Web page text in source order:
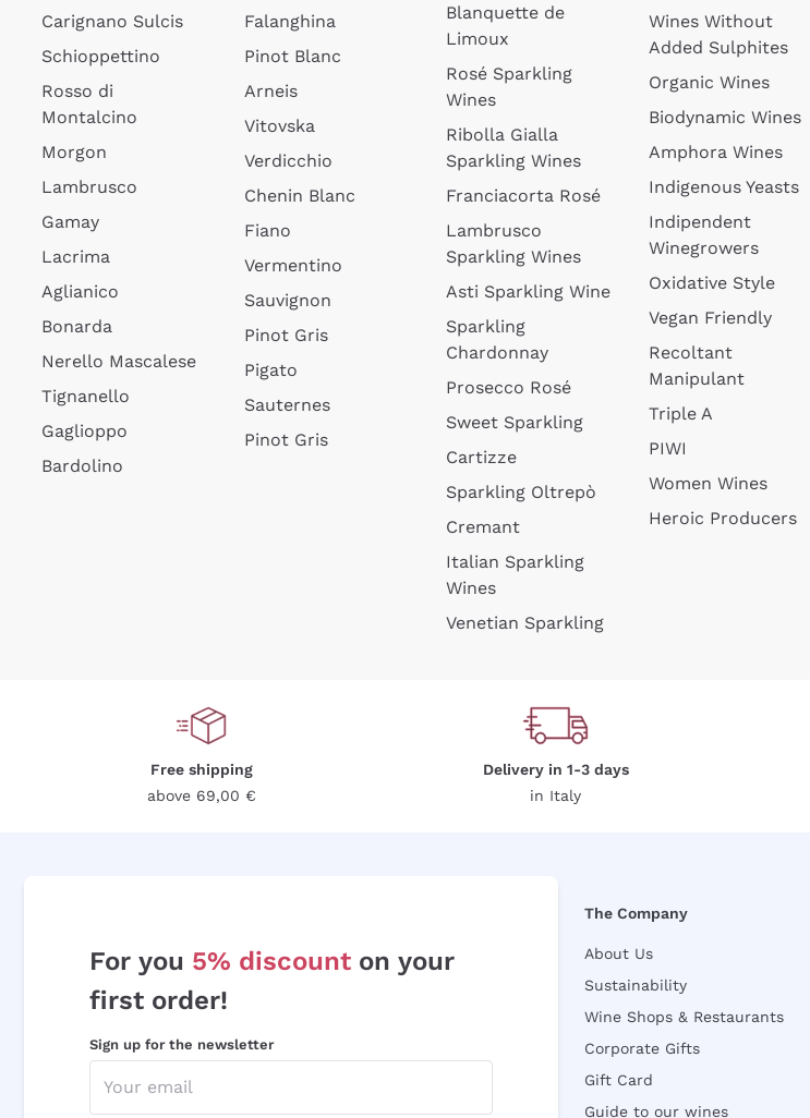
Carignano Sulcis
Schioppettino
Rosso di
Montalcino
Morgon
Lambrusco
Gamay
Lacrima
Aglianico
Bonarda
Nerello Mascalese
Tignanello
Gaglioppo
Bardolino
Falanghina
Pinot Blanc
Arneis
Vitovska
Verdicchio
Chenin Blanc
Fiano
Vermentino
Sauvignon
Pinot Gris
Pigato
Sauternes
Pinot Gris
Blanquette de
Limoux
Rosé Sparkling
Wines
Ribolla Gialla
Sparkling Wines
Franciacorta Rosé
Lambrusco
Sparkling Wines
Asti Sparkling Wine
Sparkling
Chardonnay
Prosecco Rosé
Sweet Sparkling
Cartizze
Sparkling Oltrepò
Cremant
Italian Sparkling
Wines
Venetian Sparkling
Wines Without
Added Sulphites
Organic Wines
Biodynamic Wines
Amphora Wines
Indigenous Yeasts
Indipendent
Winegrowers
Oxidative Style
Vegan Friendly
Recoltant
Manipulant
Triple A
PIWI
Women Wines
Heroic Producers
Free shipping
above 69,00 €
Delivery in 1-3 days
in Italy
For you 5% discount on your
first order!
Sign up for the newsletter
The Company
About Us
Sustainability
Wine Shops & Restaurants
Corporate Gifts
Gift Card
Guide to our wines